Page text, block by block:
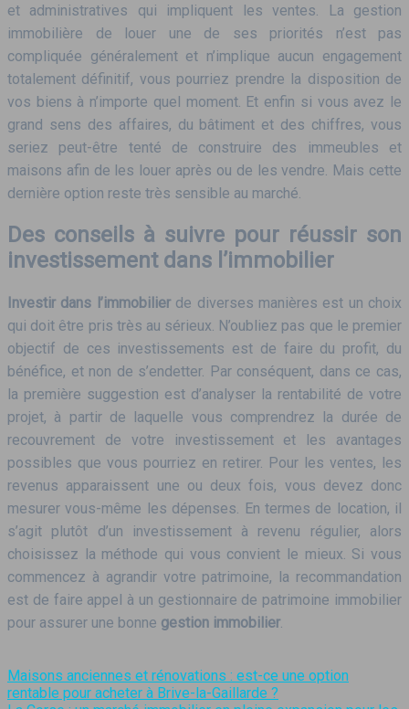
et administratives qui impliquent les ventes. La gestion
immobilière de louer une de ses priorités n’est pas
compliquée généralement et n’implique aucun engagement
totalement définitif, vous pourriez prendre la disposition de
vos biens à n’importe quel moment. Et enfin si vous avez le
grand sens des affaires, du bâtiment et des chiffres, vous
seriez peut-être tenté de construire des immeubles et
maisons afin de les louer après ou de les vendre. Mais cette
dernière option reste très sensible au marché.
Des conseils à suivre pour réussir son
investissement dans l’immobilier
Investir dans l’immobilierde diverses manières est un choix
qui doit être pris très au sérieux. N’oubliez pas que le premier
objectif de ces investissements est de faire du profit, du
bénéfice, et non de s’endetter. Par conséquent, dans ce cas,
la première suggestion est d’analyser la rentabilité de votre
projet, à partir de laquelle vous comprendrez la durée de
recouvrement de votre investissement et les avantages
possibles que vous pourriez en retirer. Pour les ventes, les
revenus apparaissent une ou deux fois, vous devez donc
mesurer vous-même les dépenses. En termes de location, il
s’agit plutôt d’un investissement à revenu régulier, alors
choisissez la méthode qui vous convient le mieux. Si vous
commencez à agrandir votre patrimoine, la recommandation
est de faire appel à un gestionnaire de patrimoine immobilier
pour assurer une bonne gestion immobilier.
Maisons anciennes et rénovations : est-ce une option
rentable pour acheter à Brive-la-Gaillarde ?